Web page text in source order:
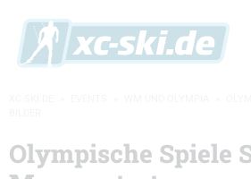
Olympische Spiele